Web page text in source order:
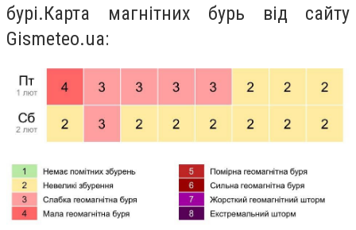
бурі.Карта магнітних бурь від сайту
Gismeteo.ua: